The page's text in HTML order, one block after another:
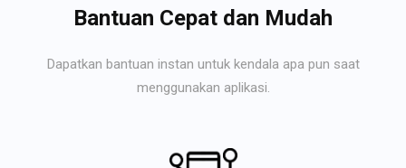
Bantuan Cepat dan Mudah
Dapatkan bantuan instan untuk kendala apa pun saat
menggunakan aplikasi.